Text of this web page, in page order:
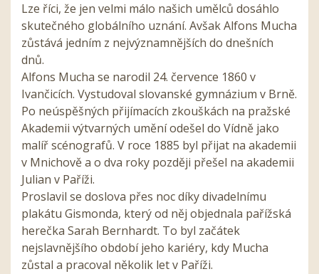
Lze říci, že jen velmi málo našich umělců dosáhlo
skutečného globálního uznání. Avšak Alfons Mucha
zůstává jedním z nejvýznamnějších do dnešních
dnů.
Alfons Mucha se narodil 24. července 1860 v
Ivančicích. Vystudoval slovanské gymnázium v ​​Brně.
Po neúspěšných přijímacích zkouškách na pražské
Akademii výtvarných umění odešel do Vídně jako
malíř scénografů. V roce 1885 byl přijat na akademii
v Mnichově a o dva roky později přešel na akademii
Julian v Paříži.
Proslavil se doslova přes noc díky divadelnímu
plakátu Gismonda, který od něj objednala pařížská
herečka Sarah Bernhardt. To byl začátek
nejslavnějšího období jeho kariéry, kdy Mucha
zůstal a pracoval několik let v Paříži.